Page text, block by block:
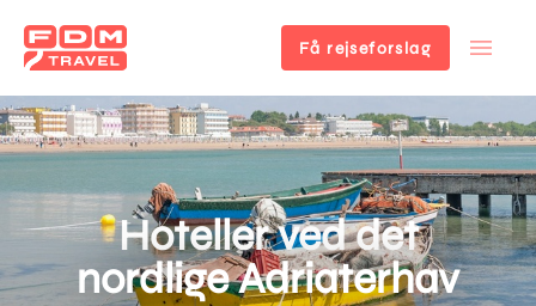
Gå
til
hovedindhold
Få rejseforslag
Hoteller ved det
nordlige Adriaterhav